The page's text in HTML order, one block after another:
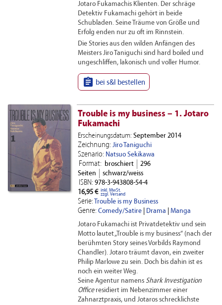
Jotaro Fukamachis Klienten. Der schräge
Detektiv Fukamachi gehört in beide
Schubladen. Seine Träume von Größe und
Erfolg enden nur zu oft im Rinnstein.
Die Stories aus den wilden Anfängen des
Meisters Jiro Taniguchi sind hard boiled und
ungeschliffen, lakonisch und voller Humor.
 bei s&l bestellen
Trouble is my business – 1. Jotaro
Fukamachi
Erscheinungsdatum: September 2014
Zeichnung: Jiro Taniguchi
Szenario: Natsuo Sekikawa
Format: broschiert
296
Seiten
schwarz/weiss
ISBN: 978-3-943808-54-4
16,95 € inkl. MwSt.
zzgl. Versand
Serie: Trouble is my Business
Genre: Comedy/Satire| Drama
Manga
Jotaro Fukamachi ist Privatdetektiv und sein
Motto lautet „Trouble is my business“ (nach der
berühmten Story seines Vorbilds Raymond
Chandler). Jotaro träumt davon, ein zweiter
Philip Marlowe zu sein. Doch bis dahin ist es
noch ein weiter Weg.
Seine Agentur namens Shark Investigation
Officeresidiert im Nebenzimmer einer
Zahnarztpraxis, und Jotaros schrecklichste